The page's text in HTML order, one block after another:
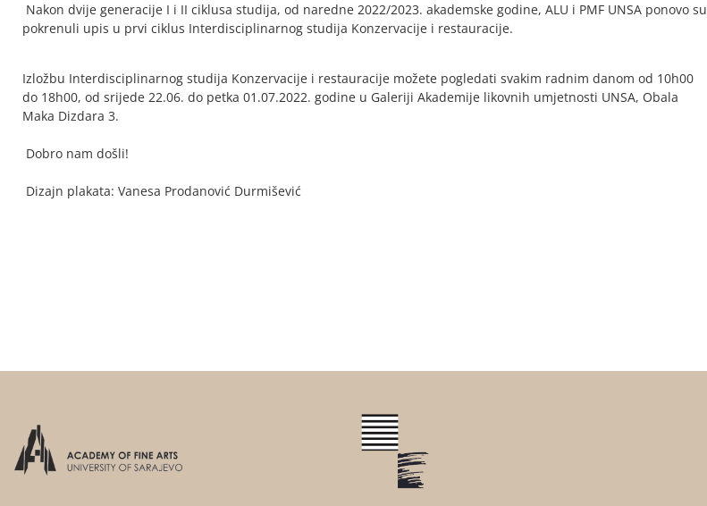
Nakon dvije generacije I i II ciklusa studija, od naredne 2022/2023. akademske godine, ALU i PMF UNSA ponovo su
pokrenuli upis u prvi ciklus Interdisciplinarnog studija Konzervacije i restauracije.
Izložbu Interdisciplinarnog studija Konzervacije i restauracije možete pogledati svakim radnim danom od 10h00
do 18h00, od srijede 22.06. do petka 01.07.2022. godine u Galeriji Akademije likovnih umjetnosti UNSA, Obala
Maka Dizdara 3.
Dobro nam došli!
Dizajn plakata: Vanesa Prodanović Durmišević